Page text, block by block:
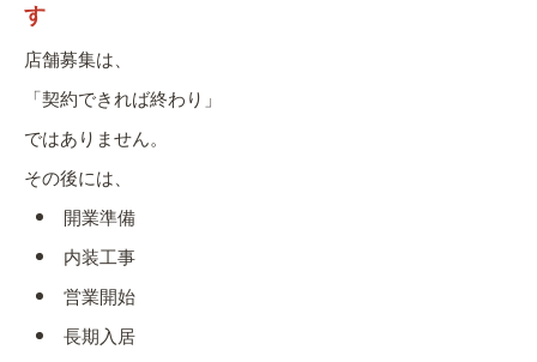
す
店舗募集は、
「契約できれば終わり」
ではありません。
その後には、
開業準備
内装工事
営業開始
長期入居